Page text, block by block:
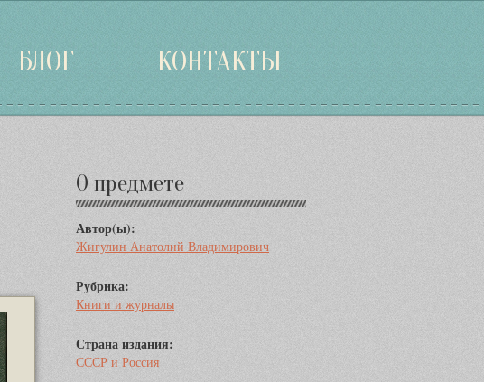
БЛОГ КОНТАКТЫ
Дополнительная
информация
О предмете
Автор(ы):
Жигулин Анатолий Владимирович
Рубрика:
Книги и журналы
Страна издания:
СССР и Россия